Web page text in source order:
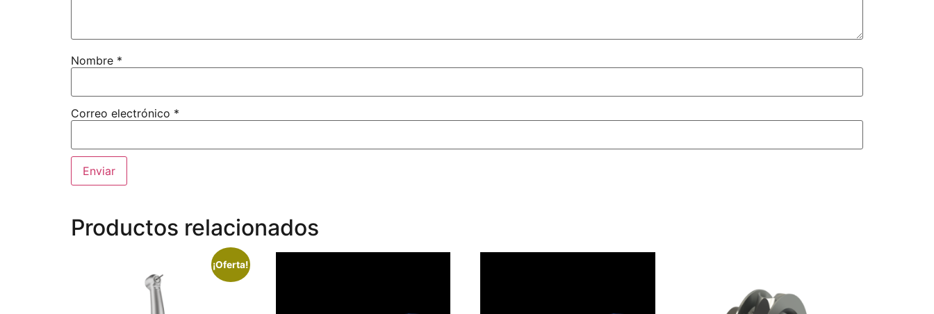
Nombre *
Correo electrónico *
Productos relacionados
¡Oferta!